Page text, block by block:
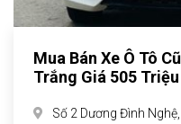
Mua Bán Xe Ô Tô
Trắng Giá 505 Triệu
Số 2 Dương Đình